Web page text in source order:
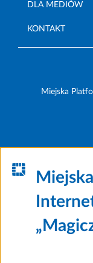
DLA MEDIÓW
KONTAKT
Miejska